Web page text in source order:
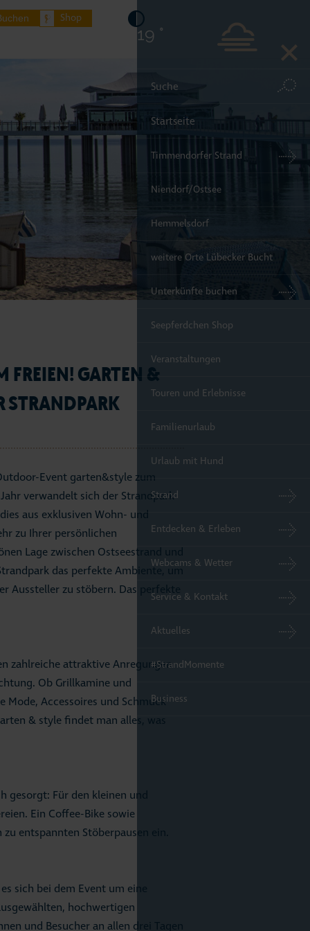
Shop
19 °
Startseite
Timmendorfer Strand
Niendorf/Ostsee
Hemmelsdorf
weitere Orte Lübecker Bucht
Unterkünfte buchen
Seepferdchen Shop
Veranstaltungen
Touren und Erlebnisse
Familienurlaub
Urlaub mit Hund
Strand
Entdecken & Erleben
Webcams & Wetter
Service & Kontakt
Aktuelles
#StrandMomente
Business
FREIEN! GARTEN &
STRANDPARK
Event garten&style zum
verwandelt sich der Strandpark
aus exklusiven Wohn- und
zu Ihrer persönlichen
Lage zwischen Ostseestrand und
das perfekte Ambiente, um
Aussteller zu stöbern. Das perfekte
zahlreiche attraktive Anregungen
Ob Grillkamine und
Mode, Accessoires und Schmuck
& style findet man alles, was
gesorgt: Für den kleinen und
Ein Coffee-Bike sowie
entspannten Stöberpausen ein.
sich bei dem Event um eine
hochwertigen
und Besucher an allen drei Tagen